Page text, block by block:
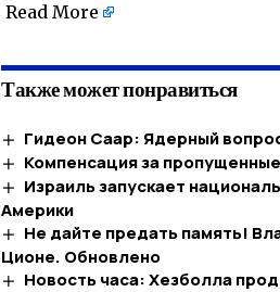
Read More
Также может понравиться
Гидеон Саар: Ядерный
Компенсация за
Израиль запускает
Америки
Не дайте предать память!
Ционе. Обновлено
Новость часа: Хезболла